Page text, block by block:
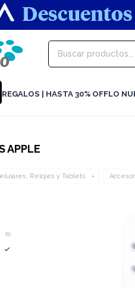
REGALOS | HASTA 30% OFFLO
APPLE
Relojes y Tablets
(8)